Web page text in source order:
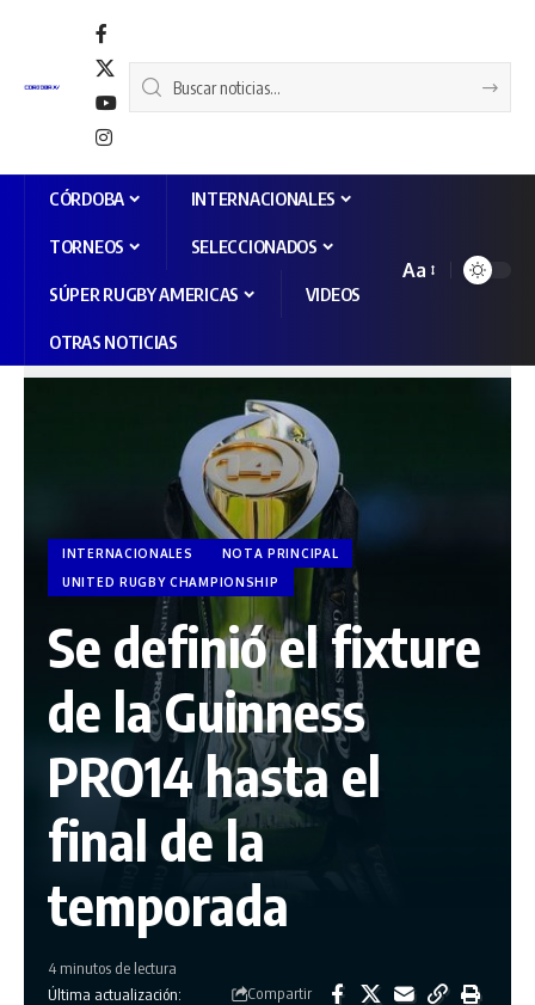
CÓRDOBA INTERNACIONALES
TORNEOS SELECCIONADOS
SÚPER RUGBY AMERICAS VIDEOS
OTRAS NOTICIAS
Aa
INTERNACIONALES
NOTA PRINCIPAL
UNITED RUGBY CHAMPIONSHIP
Se definió el fixture
de la Guinness
PRO14 hasta el
final de la
temporada
Última actualización:
4 minutos de lectura
Compartir